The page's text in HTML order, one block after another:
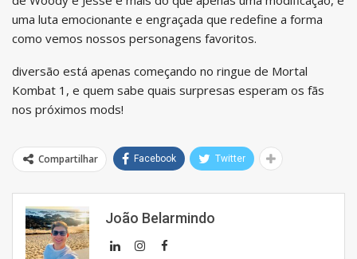
uma luta emocionante e engraçada que redefine a forma
como vemos nossos personagens favoritos.
diversão está apenas começando no ringue de Mortal
Kombat 1, e quem sabe quais surpresas esperam os fãs
nos próximos mods!
Compartilhar Facebook Twitter
João Belarmindo